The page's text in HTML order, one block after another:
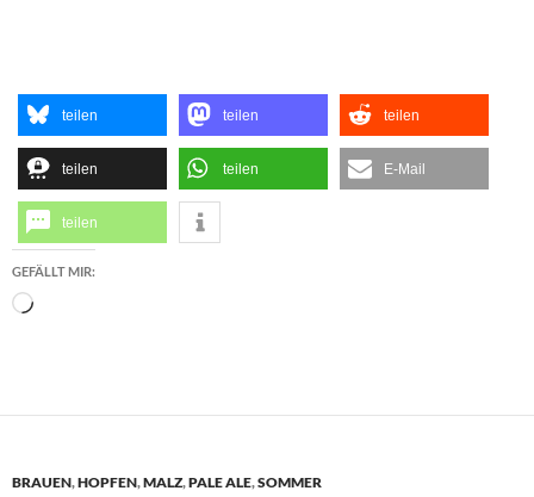
teilen teilen teilen
teilen teilen E-Mail
teilen
GEFÄLLT MIR:
Wird
BRAUEN,HOPFEN,MALZ,PALE ALE,SOMMER